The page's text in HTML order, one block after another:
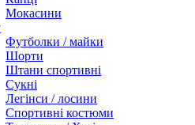
Мокасини
Футболки / майки
Шорти
Штани спортивні
Сукні
Легінси / лосини
Спортивні костюми